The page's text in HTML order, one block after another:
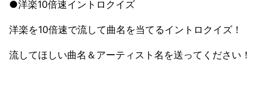
●洋楽10倍速イントロクイズ
洋楽を10倍速で流して曲名を当てるイントロクイズ！
流してほしい曲名＆アーティスト名を送ってください！